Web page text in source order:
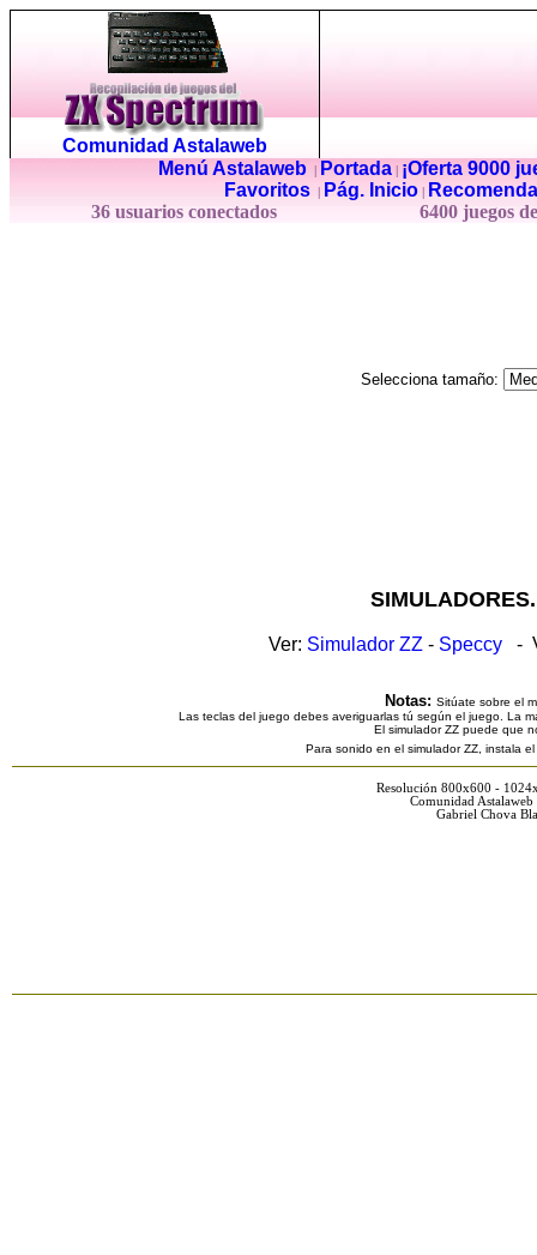
Comunidad Astalaweb
Menú Astalaweb| Portada|
¡Oferta 9000
Favoritos
Pág. Inicio
36 usuarios conectados
6400 juegos
Selecciona tamaño:
Ver: Simulador ZZ - Speccy -
Notas: Sitúate sobre el
Las teclas del juego debes averiguarlas tú según el juego. La
El simulador ZZ puede que
Para sonido en el simulador ZZ, instala
Resolución 800x600 -
Comunidad
Gabriel Chova